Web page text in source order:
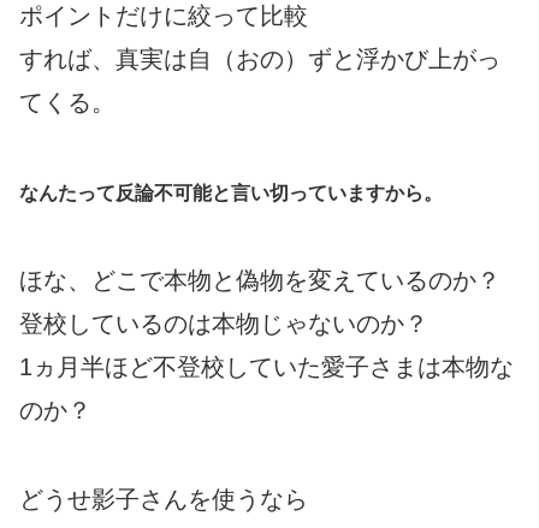
ポイントだけに絞って比較
すれば、真実は自（おの）ずと浮かび上がっ
てくる。
なんたって反論不可能と言い切っていますから。
ほな、どこで本物と偽物を変えているのか？
登校しているのは本物じゃないのか？
1ヵ月半ほど不登校していた愛子さまは本物な
のか？
どうせ影子さんを使うなら